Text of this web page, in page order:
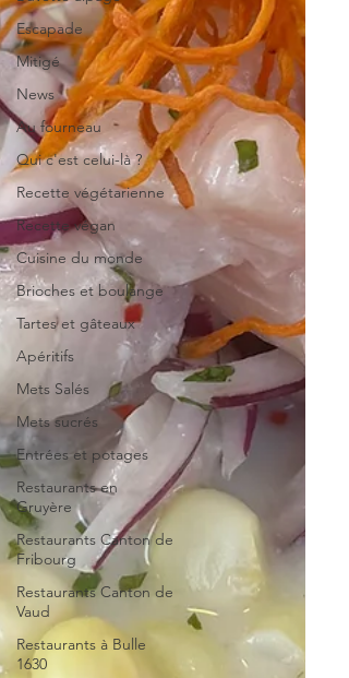
Escapade
Mitigé
News
Au fourneau
Qui c'est celui-là ?
Recette végétarienne
Recette végan
Cuisine du monde
Brioches et boulange
Tartes et gâteaux
Apéritifs
Mets Salés
Mets sucrés
Entrées et potages
Restaurants en
Gruyère
Restaurants Canton de
Fribourg
Restaurants Canton de
Vaud
Restaurants à Bulle
1630